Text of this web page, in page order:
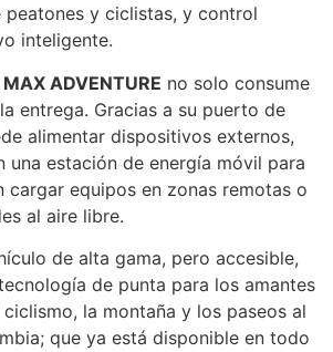
y ciclistas, y control
inteligente.
ADVENTURE no solo consume
entrega. Gracias a su puerto de
alimentar dispositivos externos,
una estación de energía móvil para
cargar equipos en zonas remotas o
al aire libre.
de alta gama, pero accesible,
de punta para los amantes
la montaña y los paseos al
que ya está disponible en todo